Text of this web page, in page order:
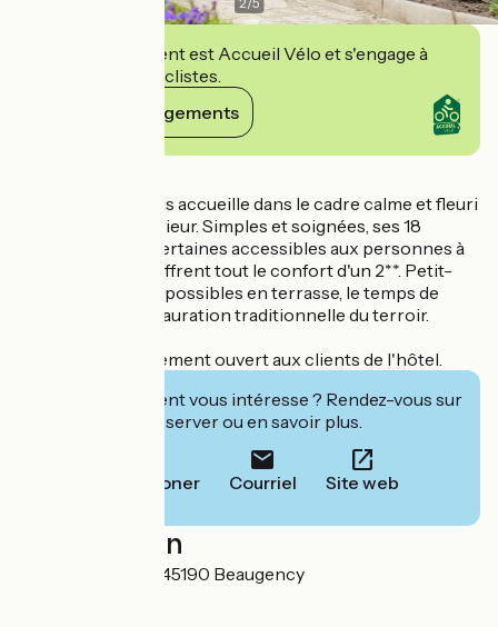
Cet établissement est Accueil Vélo et s'engage à
accueillir des cyclistes.
Voir ses engagements
Le Beaugency vous accueille dans le cadre calme et fleuri
de son jardin intérieur. Simples et soignées, ses 18
chambres, dont certaines accessibles aux personnes à
mobilité réduite, offrent tout le confort d'un 2**. Petit-
déjeuner et repas possibles en terrasse, le temps de
savourer une restauration traditionnelle du terroir.
Restaurant uniquement ouvert aux clients de l'hôtel.
Cet établissement vous intéresse ? Rendez-vous sur
leur site pour réserver ou en savoir plus.
Téléphoner Courriel Site web
Localisation
3 avenue de Blois 45190 Beaugency